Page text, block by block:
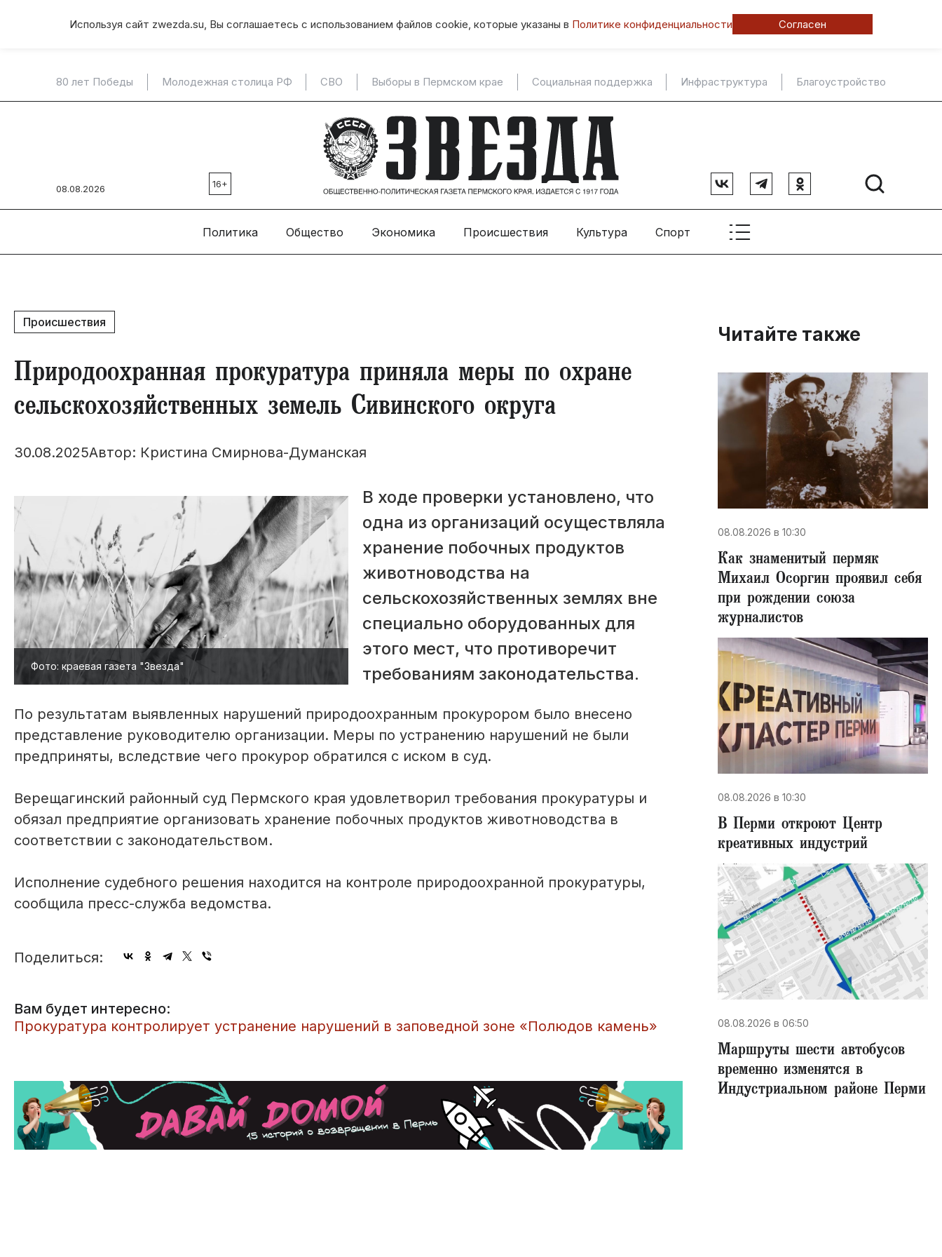
Используя сайт zwezda.su, Вы соглашаетесь с использованием файлов cookie, которые указаны в Политике конфиденциальности Согласен
80 лет Победы Молодежная столица РФ СВО Выборы в Пермском крае Социальная поддержка Инфраструктура Благоустройство
08.08.2026 16+
Политика Общество Экономика Происшествия Культура Спорт
Происшествия
Природоохранная прокуратура приняла меры по охране
сельскохозяйственных земель Сивинского округа
30.08.2025Автор: Кристина Смирнова-Думанская
Фото: краевая газета "Звезда"
В ходе проверки установлено, что
одна из организаций осуществляла
хранение побочных продуктов
животноводства на
сельскохозяйственных землях вне
специально оборудованных для
этого мест, что противоречит
требованиям законодательства.
По результатам выявленных нарушений природоохранным прокурором было внесено
представление руководителю организации. Меры по устранению нарушений не были
предприняты, вследствие чего прокурор обратился с иском в суд.
Верещагинский районный суд Пермского края удовлетворил требования прокуратуры и
обязал предприятие организовать хранение побочных продуктов животноводства в
соответствии с законодательством.
Исполнение судебного решения находится на контроле природоохранной прокуратуры,
сообщила пресс-служба ведомства.
Поделиться:
Вам будет интересно:
Прокуратура контролирует устранение нарушений в заповедной зоне «Полюдов камень»
Читайте также
08.08.2026 в 10:30
​Как знаменитый пермяк
Михаил Осоргин проявил себя
при рождении союза
журналистов
08.08.2026 в 10:30
В Перми откроют Центр
креативных индустрий
08.08.2026 в 06:50
Маршруты шести автобусов
временно изменятся в
Индустриальном районе Перми